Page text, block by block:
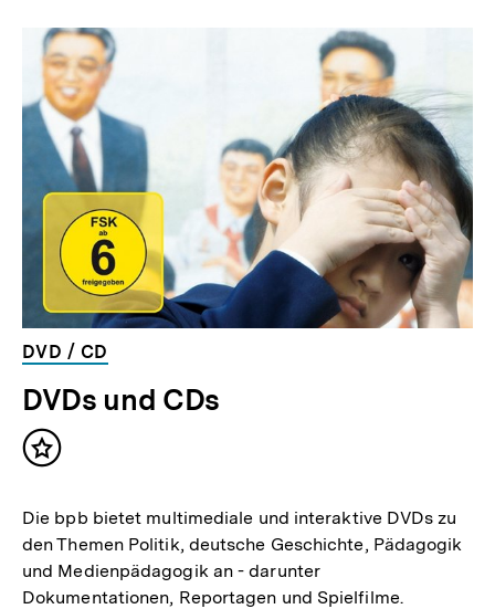
DVD / CD
DVDs und CDs
Inhalt
Die bpb bietet multimediale und interaktive DVDs zu
den Themen Politik, deutsche Geschichte, Pädagogik
und Medienpädagogik an - darunter
Dokumentationen, Reportagen und Spielfilme.